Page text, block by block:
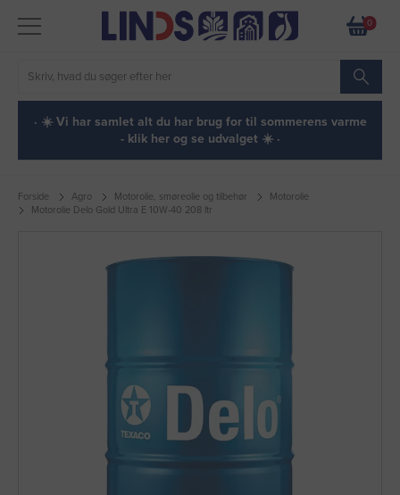
0
· ☀️ Vi har samlet alt du har brug for til sommerens varme
- klik her og se udvalget ☀️ ·
Forside Agro Motorolie, smøreolie og tilbehør
Motorolie
Motorolie Delo Gold Ultra E 10W-40 208 ltr